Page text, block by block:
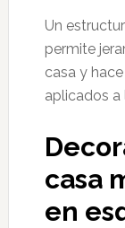
Un
permite
casa y
aplicados a
casa
en